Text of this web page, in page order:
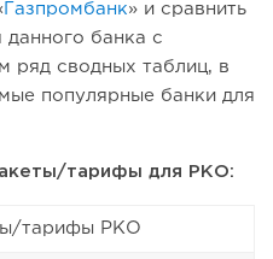
Газпромбанк» и сравнить
данного банка с
ряд сводных таблиц, в
популярные банки для
тарифы для РКО:
тарифы РКО